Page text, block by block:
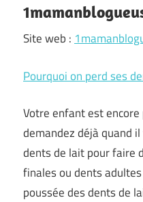
Site web :
Pourquoi on perd ses
Votre enfant est
demandez déjà quand
dents de lait pour faire
finales ou dents
poussée des dents de